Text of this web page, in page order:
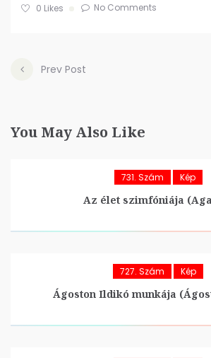
0 Likes No Comments
Prev Post
You May Also Like
731. Szám Kép
Az élet szimfóniája
727. Szám Kép
Ágoston Ildikó munkája